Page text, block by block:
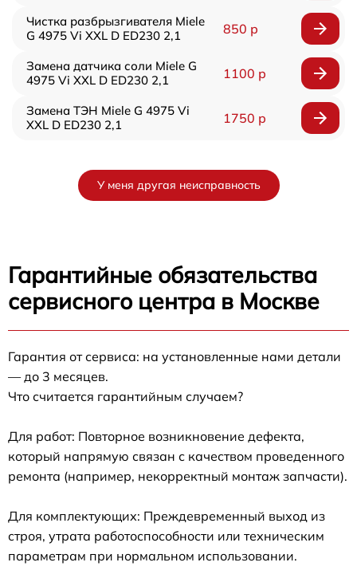
Чистка разбрызгивателя Miele
G 4975 Vi XXL D ED230 2,1
850 р
Замена датчика соли Miele G
4975 Vi XXL D ED230 2,1
1100 р
Замена ТЭН Miele G 4975 Vi
XXL D ED230 2,1
1750 р
У меня другая неисправность
Гарантийные обязательства
сервисного центра в Москве
Гарантия от сервиса: на установленные нами детали
— до 3 месяцев.
Что считается гарантийным случаем?
Для работ: Повторное возникновение дефекта,
который напрямую связан с качеством проведенного
ремонта (например, некорректный монтаж запчасти).
Для комплектующих: Преждевременный выход из
строя, утрата работоспособности или техническим
параметрам при нормальном использовании.